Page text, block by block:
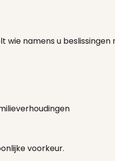
namens u beslissingen
voorkeur.